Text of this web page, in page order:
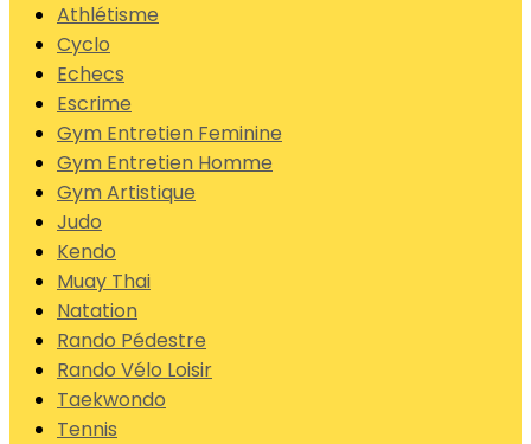
Athlétisme
Cyclo
Echecs
Escrime
Gym Entretien Feminine
Gym Entretien Homme
Gym Artistique
Judo
Kendo
Muay Thai
Natation
Rando Pédestre
Rando Vélo Loisir
Taekwondo
Tennis